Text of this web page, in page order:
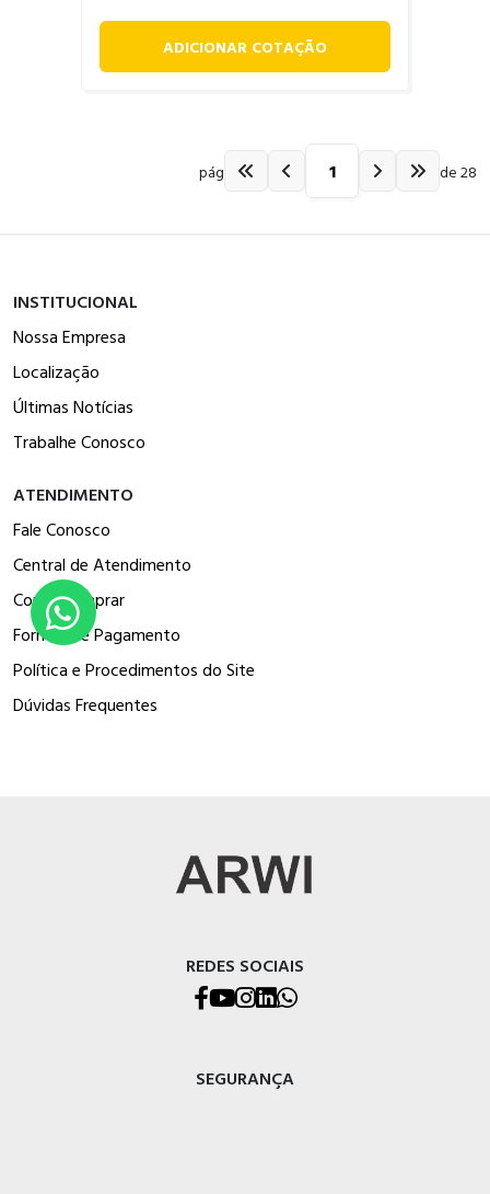
ADICIONAR COTAÇÃO
pág de 28
INSTITUCIONAL
Nossa Empresa
Localização
Últimas Notícias
Trabalhe Conosco
ATENDIMENTO
Fale Conosco
Central de Atendimento
Como Comprar
Formas de Pagamento
Política e Procedimentos do Site
Dúvidas Frequentes
REDES SOCIAIS
SEGURANÇA